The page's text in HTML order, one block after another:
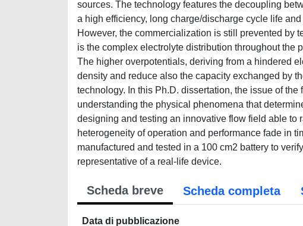
sources. The technology features the decoupling
a high efficiency, long charge/discharge cycle life
However, the commercialization is still prevented by
is the complex electrolyte distribution throughout the
The higher overpotentials, deriving from a hindered
density and reduce also the capacity exchanged by
technology. In this Ph.D. dissertation, the issue of
understanding the physical phenomena that
designing and testing an innovative flow field able to
heterogeneity of operation and performance fade in
manufactured and tested in a 100 cm2 battery to
representative of a real-life device.
Scheda breve Scheda completa
Data di pubblicazione